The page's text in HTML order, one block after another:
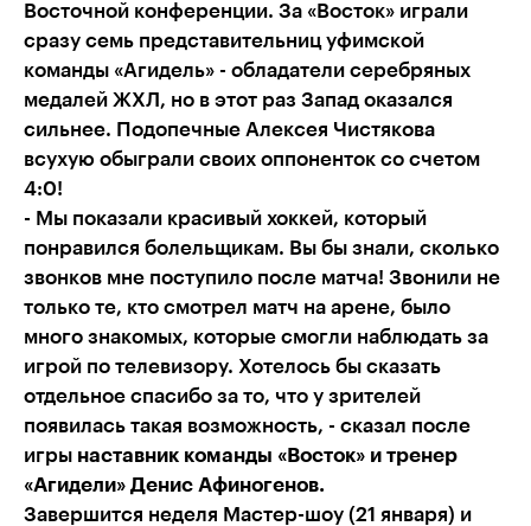
Восточной конференции. За «Восток» играли
сразу семь представительниц уфимской
команды «Агидель» - обладатели серебряных
медалей ЖХЛ, но в этот раз Запад оказался
сильнее. Подопечные Алексея Чистякова
всухую обыграли своих оппоненток со счетом
4:0!
- Мы показали красивый хоккей, который
понравился болельщикам. Вы бы знали, сколько
звонков мне поступило после матча! Звонили не
только те, кто смотрел матч на арене, было
много знакомых, которые смогли наблюдать за
игрой по телевизору. Хотелось бы сказать
отдельное спасибо за то, что у зрителей
появилась такая возможность, - сказал после
игры наставник команды «Восток» и тренер
«Агидели» Денис Афиногенов.
Завершится неделя Мастер-шоу (21 января) и